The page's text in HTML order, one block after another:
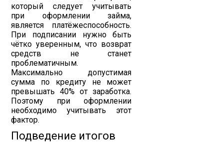
который следует учитывать
при оформлении займа,
является платёжеспособность.
При подписании нужно быть
чётко уверенным, что возврат
средств не станет
проблематичным.
Максимально допустимая
сумма по кредиту не может
превышать 40% от заработка.
Поэтому при оформлении
необходимо учитывать этот
фактор.
Подведение итогов